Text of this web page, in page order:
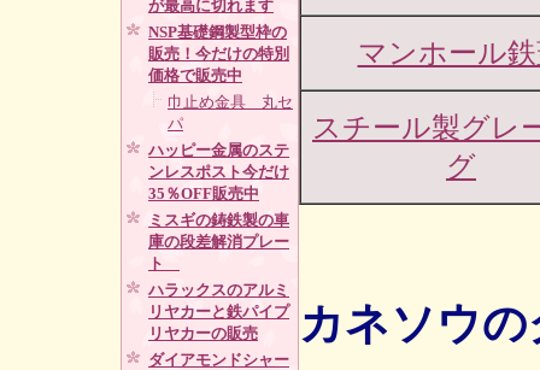
が最高に切れます
NSP基礎鋼製型枠の
販売！今だけの特別
価格で販売中
巾止め金具 丸セ
パ
ハッピー金属のステ
ンレスポスト今だけ
35％OFF販売中
ミスギの鋳鉄製の車
庫の段差解消プレー
ト
ハラックスのアルミ
リヤカーと鉄パイプ
リヤカーの販売
ダイアモンドシャー
マンホール
スチール製グレ
グ
カネソウ